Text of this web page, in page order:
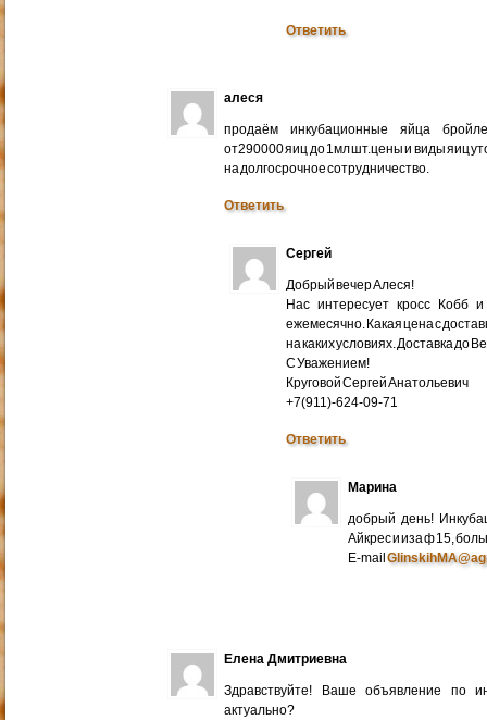
Ответить
алеся
продаём инкубационные яйца
от290000 яиц до 1мл шт.цены и виды яиц
на долгосрочное сотрудничество.
Ответить
Сергей
Добрый вечер Алеся!
Нас интересует кросс Кобб
ежемесячно. Какая цена с
на каких условиях. Доставка до
С Уважением!
Круговой Сергей Анатольевич
+7(911)-624-09-71
Ответить
Марина
добрый день!
Айкрес и иза ф 15,
E-mail
Елена Дмитриевна
Здравствуйте! Ваше объявление по
актуально?